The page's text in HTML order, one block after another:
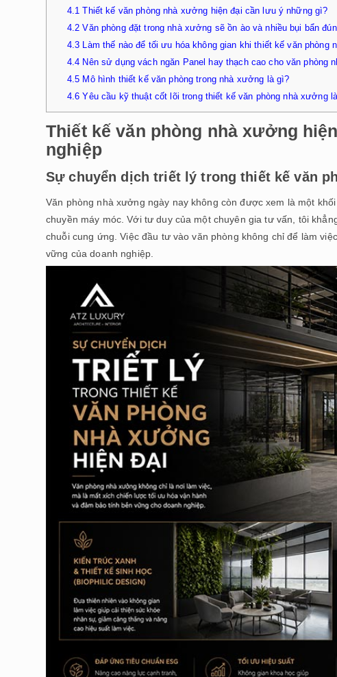
4.1 Thiết kế văn phòng nhà xưởng hiện đại cần lưu ý những gì?
4.2 Văn phòng đặt trong nhà xưởng sẽ ồn ào và nhiều bụi bẩn
4.3 Làm thế nào để tối ưu hóa không gian khi thiết kế văn phòng
4.4 Nên sử dụng vách ngăn Panel hay thạch cao cho văn phòng
4.5 Mô hình thiết kế văn phòng trong nhà xưởng là gì?
4.6 Yêu cầu kỹ thuật cốt lõi trong thiết kế văn phòng nhà xưởng
Thiết kế văn phòng nhà xưởng
nghiệp
Sự chuyển dịch triết lý trong thiết kế văn
Văn phòng nhà xưởng ngày nay không còn được xem là một
chuyền máy móc. Với tư duy của một chuyên gia tư vấn, tôi
chuỗi cung ứng. Việc đầu tư vào văn phòng không chỉ để làm
vững của doanh nghiệp.